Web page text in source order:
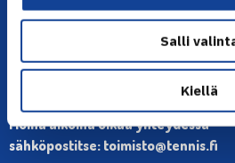
Salli
Kiellä
Olympiastadion, Paavo Nurmen tie
Puh. 010 574 3959
Muina aikoina olkaa yhteydessä
sähköpostitse: toimisto@tennis.fi